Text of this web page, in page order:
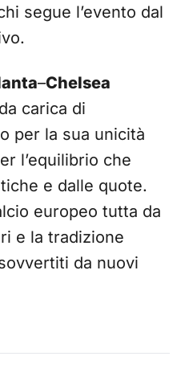
segue l’evento dal
–Chelsea
carica di
per la sua unicità
l’equilibrio che
e dalle quote.
europeo tutta da
e la tradizione
da nuovi